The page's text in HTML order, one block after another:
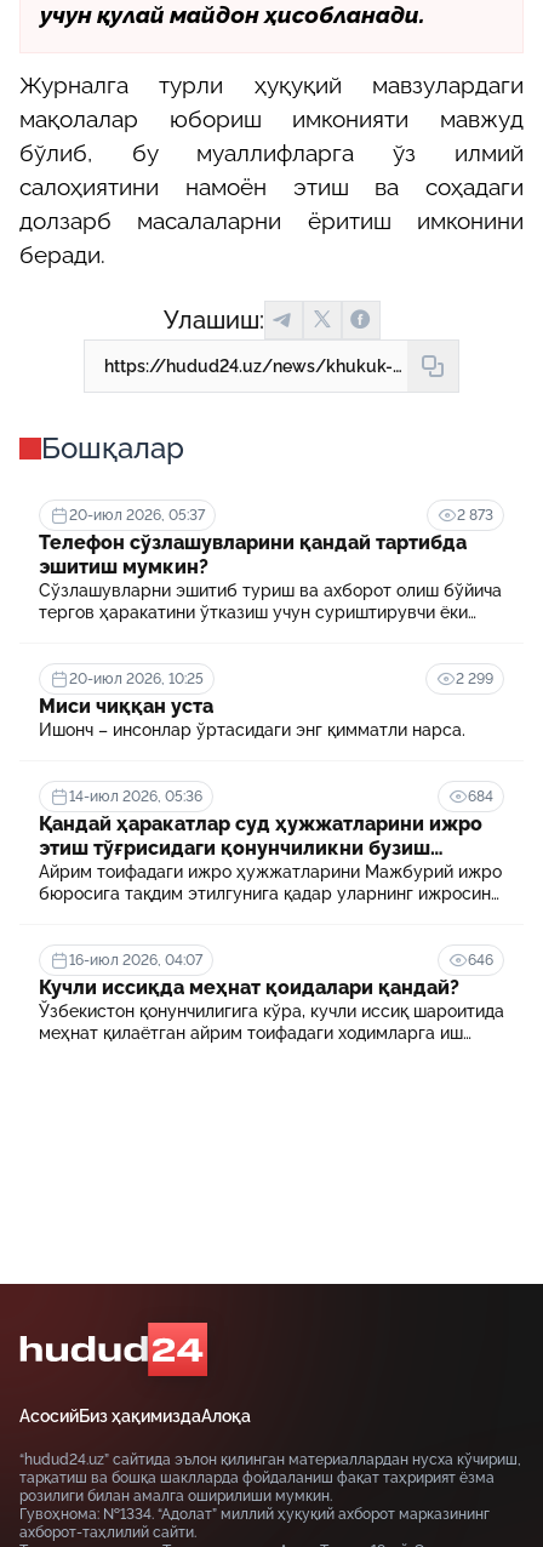
учун қулай майдон ҳисобланади.
Журналга турли ҳуқуқий мавзулардаги
мақолалар юбориш имконияти мавжуд
бўлиб, бу муаллифларга ўз илмий
салоҳиятини намоён этиш ва соҳадаги
долзарб масалаларни ёритиш имконини
беради.
Улашиш:
https://hudud24.uz/news/khukuk-va-burch-zhurnaliga-makola-iuborish-imkoniiatlari-khakida-bilasizmi
Бошқалар
20-июл 2026, 05:37 2 873
Телефон сўзлашувларини қандай тартибда
эшитиш мумкин?
Сўзлашувларни эшитиб туриш ва ахборот олиш бўйича
тергов ҳаракатини ўтказиш учун суриштирувчи ёки
20-июл 2026, 10:25 2 299
Миси чиққан уста
Ишонч – инсонлар ўртасидаги энг қимматли нарса.
14-июл 2026, 05:36 684
Қандай ҳаракатлар суд ҳужжатларини ижро
этиш тўғрисидаги қонунчиликни бузиш
ҳисобланади? 5 муҳим факт
Айрим тоифадаги ижро ҳужжатларини Мажбурий ижро
бюросига тақдим этилгунига қадар уларнинг ижросини
16-июл 2026, 04:07 646
Кучли иссиқда меҳнат қоидалари қандай?
Ўзбекистон қонунчилигига кўра, кучли иссиқ шароитида
меҳнат қилаётган айрим тоифадаги ходимларга иш
АсосийБиз ҳақимиздаАлоқа
“hudud24.uz” сайтида эълон қилинган материаллардан нусха кўчириш,
тарқатиш ва бошқа шаклларда фойдаланиш фақат таҳририят ёзма
розилиги билан амалга оширилиши мумкин.
Гувоҳнома: №1334. “Адолат” миллий ҳуқуқий ахборот марказининг
ахборот-таҳлилий сайти.